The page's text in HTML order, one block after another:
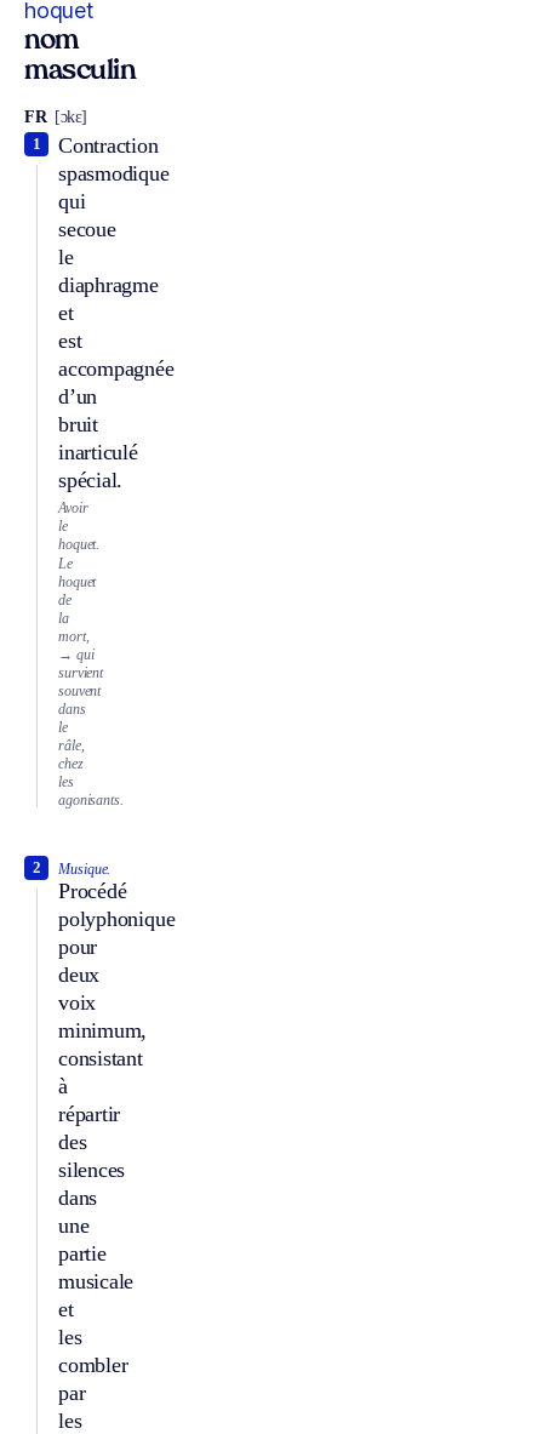
hoquet
nom
masculin
FR [ɔkɛ]
Contraction
spasmodique
qui
secoue
le
diaphragme
et
est
accompagnée
d’un
bruit
inarticulé
spécial.
1
Avoir
le
hoquet.
Le
hoquet
de
la
mort,
→ qui
survient
souvent
dans
le
râle,
chez
les
agonisants.
Musique.
Procédé
polyphonique
pour
deux
voix
minimum,
consistant
à
répartir
des
silences
dans
une
partie
musicale
et
les
combler
par
les
2